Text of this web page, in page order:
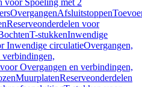
voor Spoeling met 2
OvergangenAfsluitstoppen
Reserveonderdelen voor
T-stukkenInwendige
Inwendige circulatieOvergangen,
verbindingen,
Overgangen en verbindingen,
MuurplatenReserveonderdelen